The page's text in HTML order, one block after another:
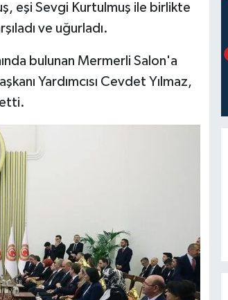
eşi Sevgi Kurtulmuş ile birlikte
ve uğurladı.
bulunan Mermerli Salon'a
Yardımcısı Cevdet Yılmaz,